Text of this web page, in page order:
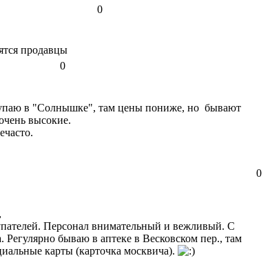
0
продавцы
0
в "Солнышке", там цены пониже, но бывают
высокие.
0
Персонал внимательный и вежливый. С
бываю в аптеке в Весковском пер., там
карты (карточка москвича).